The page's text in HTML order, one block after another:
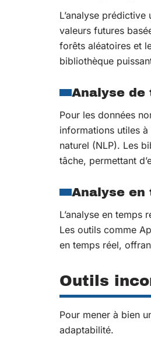
L’analyse
valeurs futures
forêts aléatoires et
bibliothèque
Analyse de
Pour les données
informations utiles
naturel (NLP). Les
tâche, permettant
Analyse en
L’analyse en temps
Les outils comme
en temps réel,
Outils
Pour mener à bien
adaptabilité.